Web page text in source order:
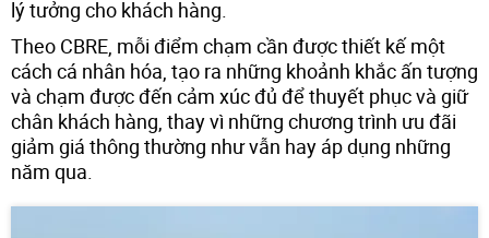
lý tưởng cho khách hàng.
Theo CBRE, mỗi điểm chạm cần được thiết kế một
cách cá nhân hóa, tạo ra những khoảnh khắc ấn tượng
và chạm được đến cảm xúc đủ để thuyết phục và giữ
chân khách hàng, thay vì những chương trình ưu đãi
giảm giá thông thường như vẫn hay áp dụng những
năm qua.